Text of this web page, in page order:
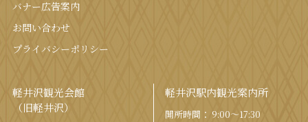
バナー広告案内
お問い合わせ
プライバシーポリシー
軽井沢観光会館
（旧軽井沢）
軽井沢駅内観光案内所
開所時間： 9:00〜17:30